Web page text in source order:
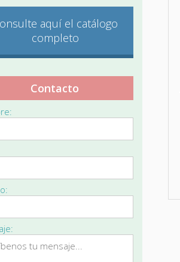
aquí el catálogo
completo
Contacto